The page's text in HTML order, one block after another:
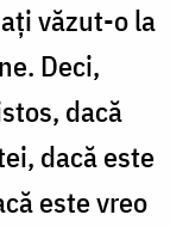
văzut-o la
Deci,
dacă
dacă este
este vreo